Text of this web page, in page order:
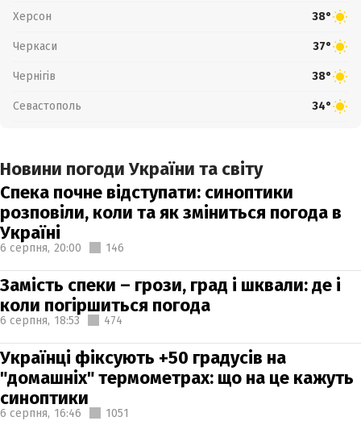
Херсон 38°
Черкаси 37°
Чернігів 38°
Севастополь 34°
Новини погоди України та світу
Спека почне відступати: синоптики
розповіли, коли та як зміниться погода в
Україні
6 серпня, 20:00 146
Замість спеки – грози, град і шквали: де і
коли погіршиться погода
6 серпня, 18:53 474
Українці фіксують +50 градусів на
"домашніх" термометрах: що на це кажуть
синоптики
6 серпня, 16:46 1051